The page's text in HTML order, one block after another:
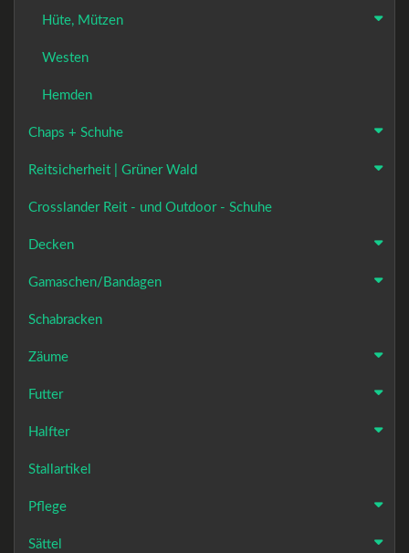
Hüte, Mützen
Westen
Hemden
Chaps + Schuhe
Reitsicherheit | Grüner Wald
Crosslander Reit - und Outdoor - Schuhe
Decken
Gamaschen/Bandagen
Schabracken
Zäume
Futter
Halfter
Stallartikel
Pflege
Sättel